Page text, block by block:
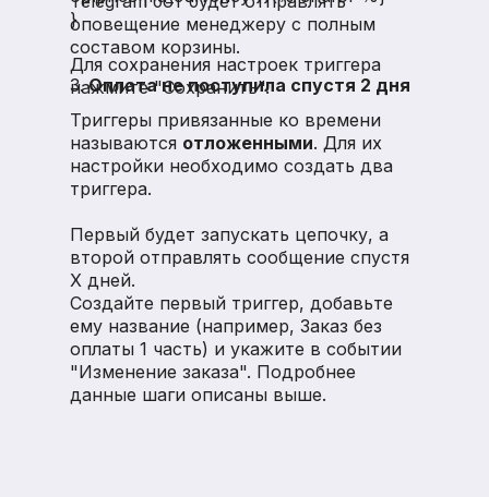
оповещение менеджеру с полным
составом корзины.
}
Для сохранения настроек триггера
нажмите "Сохранить".
Триггеры привязанные ко времени
называются отложенными. Для их
настройки необходимо создать два
триггера.
Первый будет запускать цепочку, а
второй отправлять сообщение спустя
X дней.
Создайте первый триггер, добавьте
ему название (например, Заказ без
оплаты 1 часть) и укажите в событии
"Изменение заказа". Подробнее
данные шаги описаны выше.
3.Оплата не поступила спустя 2 дня